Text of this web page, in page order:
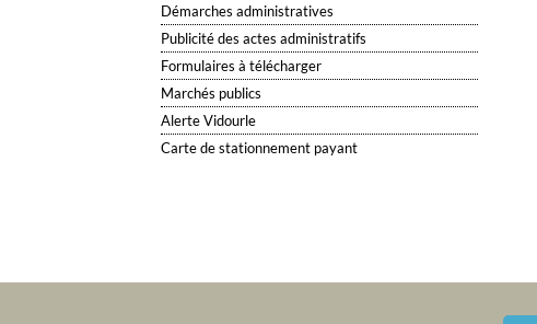
Démarches administratives
Publicité des actes administratifs
Formulaires à télécharger
Marchés publics
Alerte Vidourle
Carte de stationnement payant